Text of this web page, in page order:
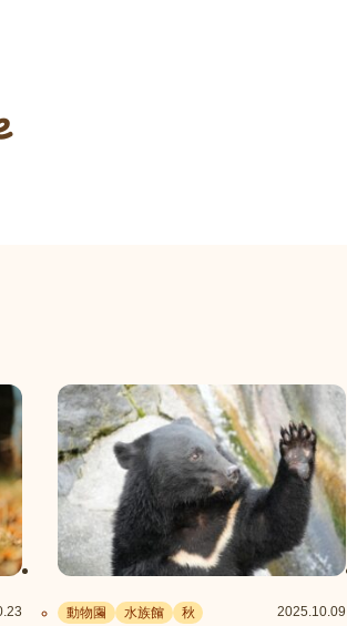
動物園 水族館 秋 2025.10.09